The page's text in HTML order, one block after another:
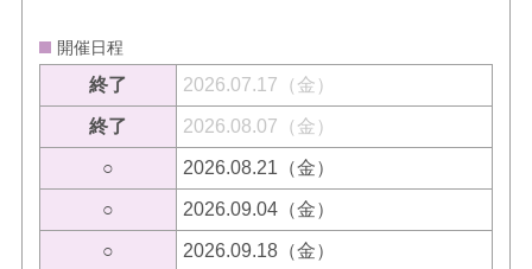
開催日程
終了 2026.07.17（金）
終了 2026.08.07（金）
○ 2026.08.21（金）
○ 2026.09.04（金）
○ 2026.09.18（金）